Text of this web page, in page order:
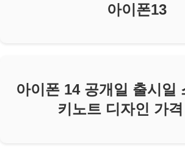
아이폰13
아이폰 14 공개일 출시일
키노트 디자인 가격